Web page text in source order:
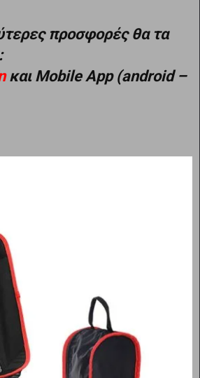
προσφορές θα τα
και Mobile App (android –